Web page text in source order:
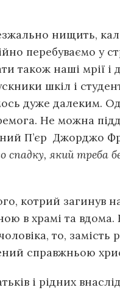
нищить,
перебуваємо у
також наші мрії
шкіл і
дуже далеким.
Не можна
П’єр Джорджо
спадку, який треба
котрий загинув
в храмі та
то,
справжньою
і рідних